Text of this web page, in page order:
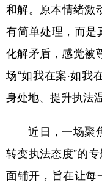
和解。原本情绪激
有简单处理，而是
化解矛盾，感觉被
场“如我在案·如我
身处地、提升执法
近日，一场聚焦
转变执法态度”的
面铺开，旨在让每